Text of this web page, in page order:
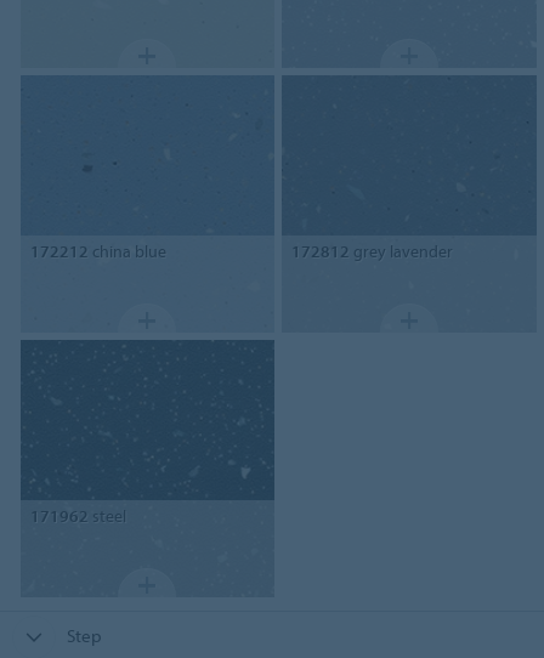
172212 china blue 172812 grey lavender
171962 steel
Step